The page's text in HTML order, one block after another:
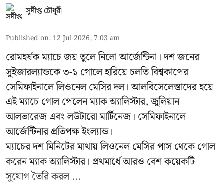
সুদীপ্ত চৌধুরী
Published on: 12 Jul 2026, 7:03 am
রোমহর্ষক ম্যাচে জয় তুলে নিলো আর্জেন্টিনা। দশ জনের
সুইজারল্যান্ডকে ৩-১ গোলে হারিয়ে চলতি বিশ্বকাপের
সেমিফাইনালে লিওনেল মেসির দল। আলবিসেলেস্তাদের হয়ে
এই ম্যাচে গোল পেলেন ম্যাক অ্যালিস্টার, জুলিয়ান
আলভারেজ এবং লউটারো মার্টিনেজ। সেমিফাইনালে
আর্জেন্টিনার প্রতিপক্ষ ইংল্যান্ড।
ম্যাচের দশ মিনিটের মাথায় লিওনেল মেসির পাস থেকে গোল
করেন ম্যাক অ্যালিস্টার। প্রথমার্ধে আরও বেশ কয়েকটি
সুযোগ তৈরি করল ...